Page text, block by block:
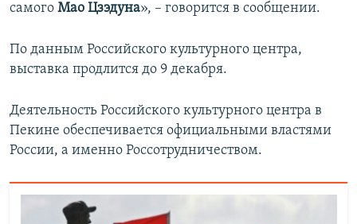
самого Мао Цзэдуна», – говорится в сообщении.
По данным Российского культурного центра,
выставка продлится до 9 декабря.
Деятельность Российского культурного центра в
Пекине обеспечивается официальными властями
России, а именно Россотрудничеством.